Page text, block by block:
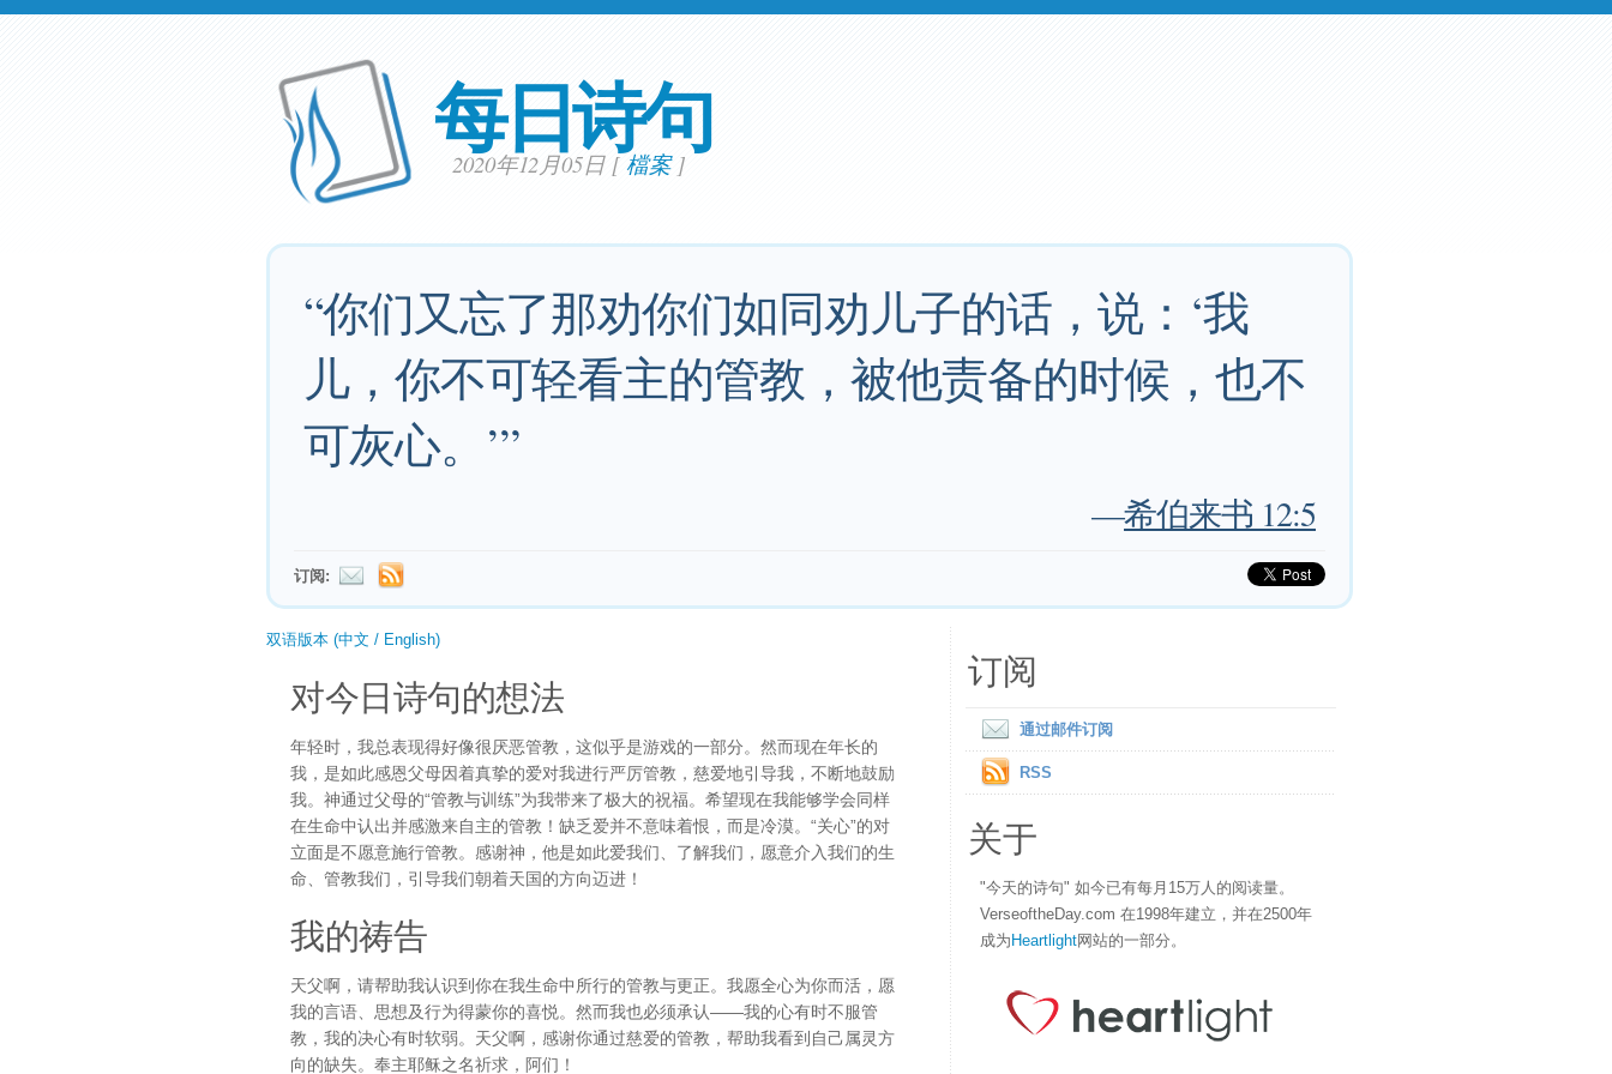
每日诗句
2020年12月05日 [檔案]
“你们又忘了那劝你们如同劝儿子的话，说：‘我
儿，你不可轻看主的管教，被他责备的时候，也不
可灰心。’”
—希伯来书 12:5
订阅:
双语版本 (中文 / English)
对今日诗句的想法
年轻时，我总表现得好像很厌恶管教，这似乎是游戏的一部分。然而现在年长的
我，是如此感恩父母因着真挚的爱对我进行严厉管教，慈爱地引导我，不断地鼓励
我。神通过父母的“管教与训练”为我带来了极大的祝福。希望现在我能够学会同样
在生命中认出并感激来自主的管教！缺乏爱并不意味着恨，而是冷漠。“关心”的对
立面是不愿意施行管教。感谢神，他是如此爱我们、了解我们，愿意介入我们的生
命、管教我们，引导我们朝着天国的方向迈进！
我的祷告
天父啊，请帮助我认识到你在我生命中所行的管教与更正。我愿全心为你而活，愿
我的言语、思想及行为得蒙你的喜悦。然而我也必须承认——我的心有时不服管
教，我的决心有时软弱。天父啊，感谢你通过慈爱的管教，帮助我看到自己属灵方
向的缺失。奉主耶稣之名祈求，阿们！
订阅
通过邮件订阅
RSS
关于
"今天的诗句" 如今已有每月15万人的阅读量。
VerseoftheDay.com 在1998年建立，并在2500年
成为 Heartlight网站的一部分。